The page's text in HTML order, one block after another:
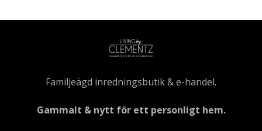
Familjeägd inredningsbutik & e-handel.
Gammalt & nytt för ett personligt hem.